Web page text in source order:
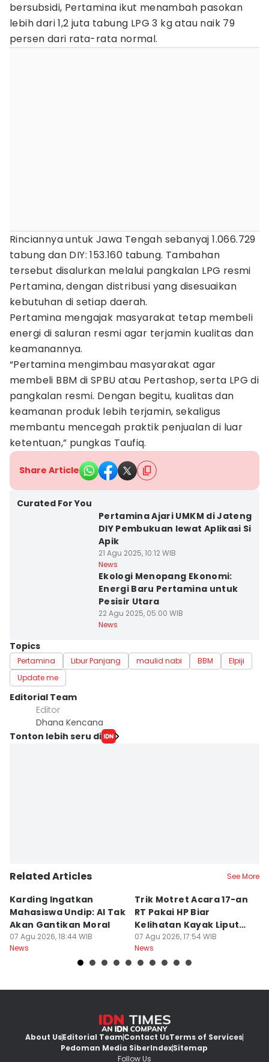
bersubsidi, Pertamina ikut menambah pasokan
lebih dari 1,2 juta tabung LPG 3 kg atau naik 79
persen dari rata-rata normal.
Rinciannya untuk Jawa Tengah sebanyaj 1.066.729
tabung dan DIY: 153.160 tabung. Tambahan
tersebut disalurkan melalui pangkalan LPG resmi
Pertamina, dengan distribusi yang disesuaikan
kebutuhan di setiap daerah.
Pertamina mengajak masyarakat tetap membeli
energi di saluran resmi agar terjamin kualitas dan
keamanannya.
“Pertamina mengimbau masyarakat agar
membeli BBM di SPBU atau Pertashop, serta LPG di
pangkalan resmi. Dengan begitu, kualitas dan
keamanan produk lebih terjamin, sekaligus
membantu mencegah praktik penjualan di luar
ketentuan,” pungkas Taufiq.
Share Article
Curated For You
Pertamina Ajari UMKM di Jateng
DIY Pembukuan lewat Aplikasi Si
Apik
21 Agu 2025, 10:12 WIB
News
Ekologi Menopang Ekonomi:
Energi Baru Pertamina untuk
Pesisir Utara
22 Agu 2025, 05:00 WIB
News
Topics
Pertamina Libur Panjang maulid nabi BBM
Elpiji
Update me
Editorial Team
Editor
Dhana Kencana
Tonton lebih seru di
Related Articles See More
Karding Ingatkan
Mahasiswa Undip: AI Tak
Akan Gantikan Moral
07 Agu 2026, 18:44 WIB
News
Trik Motret Acara 17-an
RT Pakai HP Biar
Kelihatan Kayak Liputan
Festival Nasional
07 Agu 2026, 17:54 WIB
News
About UsEditorial TeamContact UsTerms of Services
Pedoman Media SiberIndexSitemap
Follow Us